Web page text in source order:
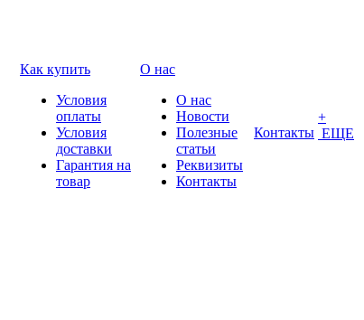
Как купить
Условия
оплаты
Условия
доставки
Гарантия на
товар
О нас
О нас
Новости
Полезные
статьи
Реквизиты
Контакты
Контакты
+
ЕЩЕ